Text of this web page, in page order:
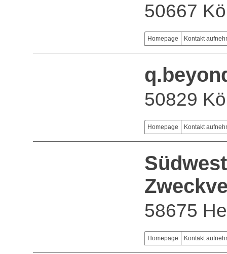
50667
Homepage Kontakt
50829
Homepage Kontakt
58675
Homepage Kontakt